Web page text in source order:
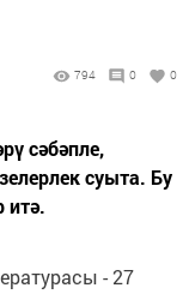
794 0 0
сәбәпле,
суыта. Бу
итә.
- 27